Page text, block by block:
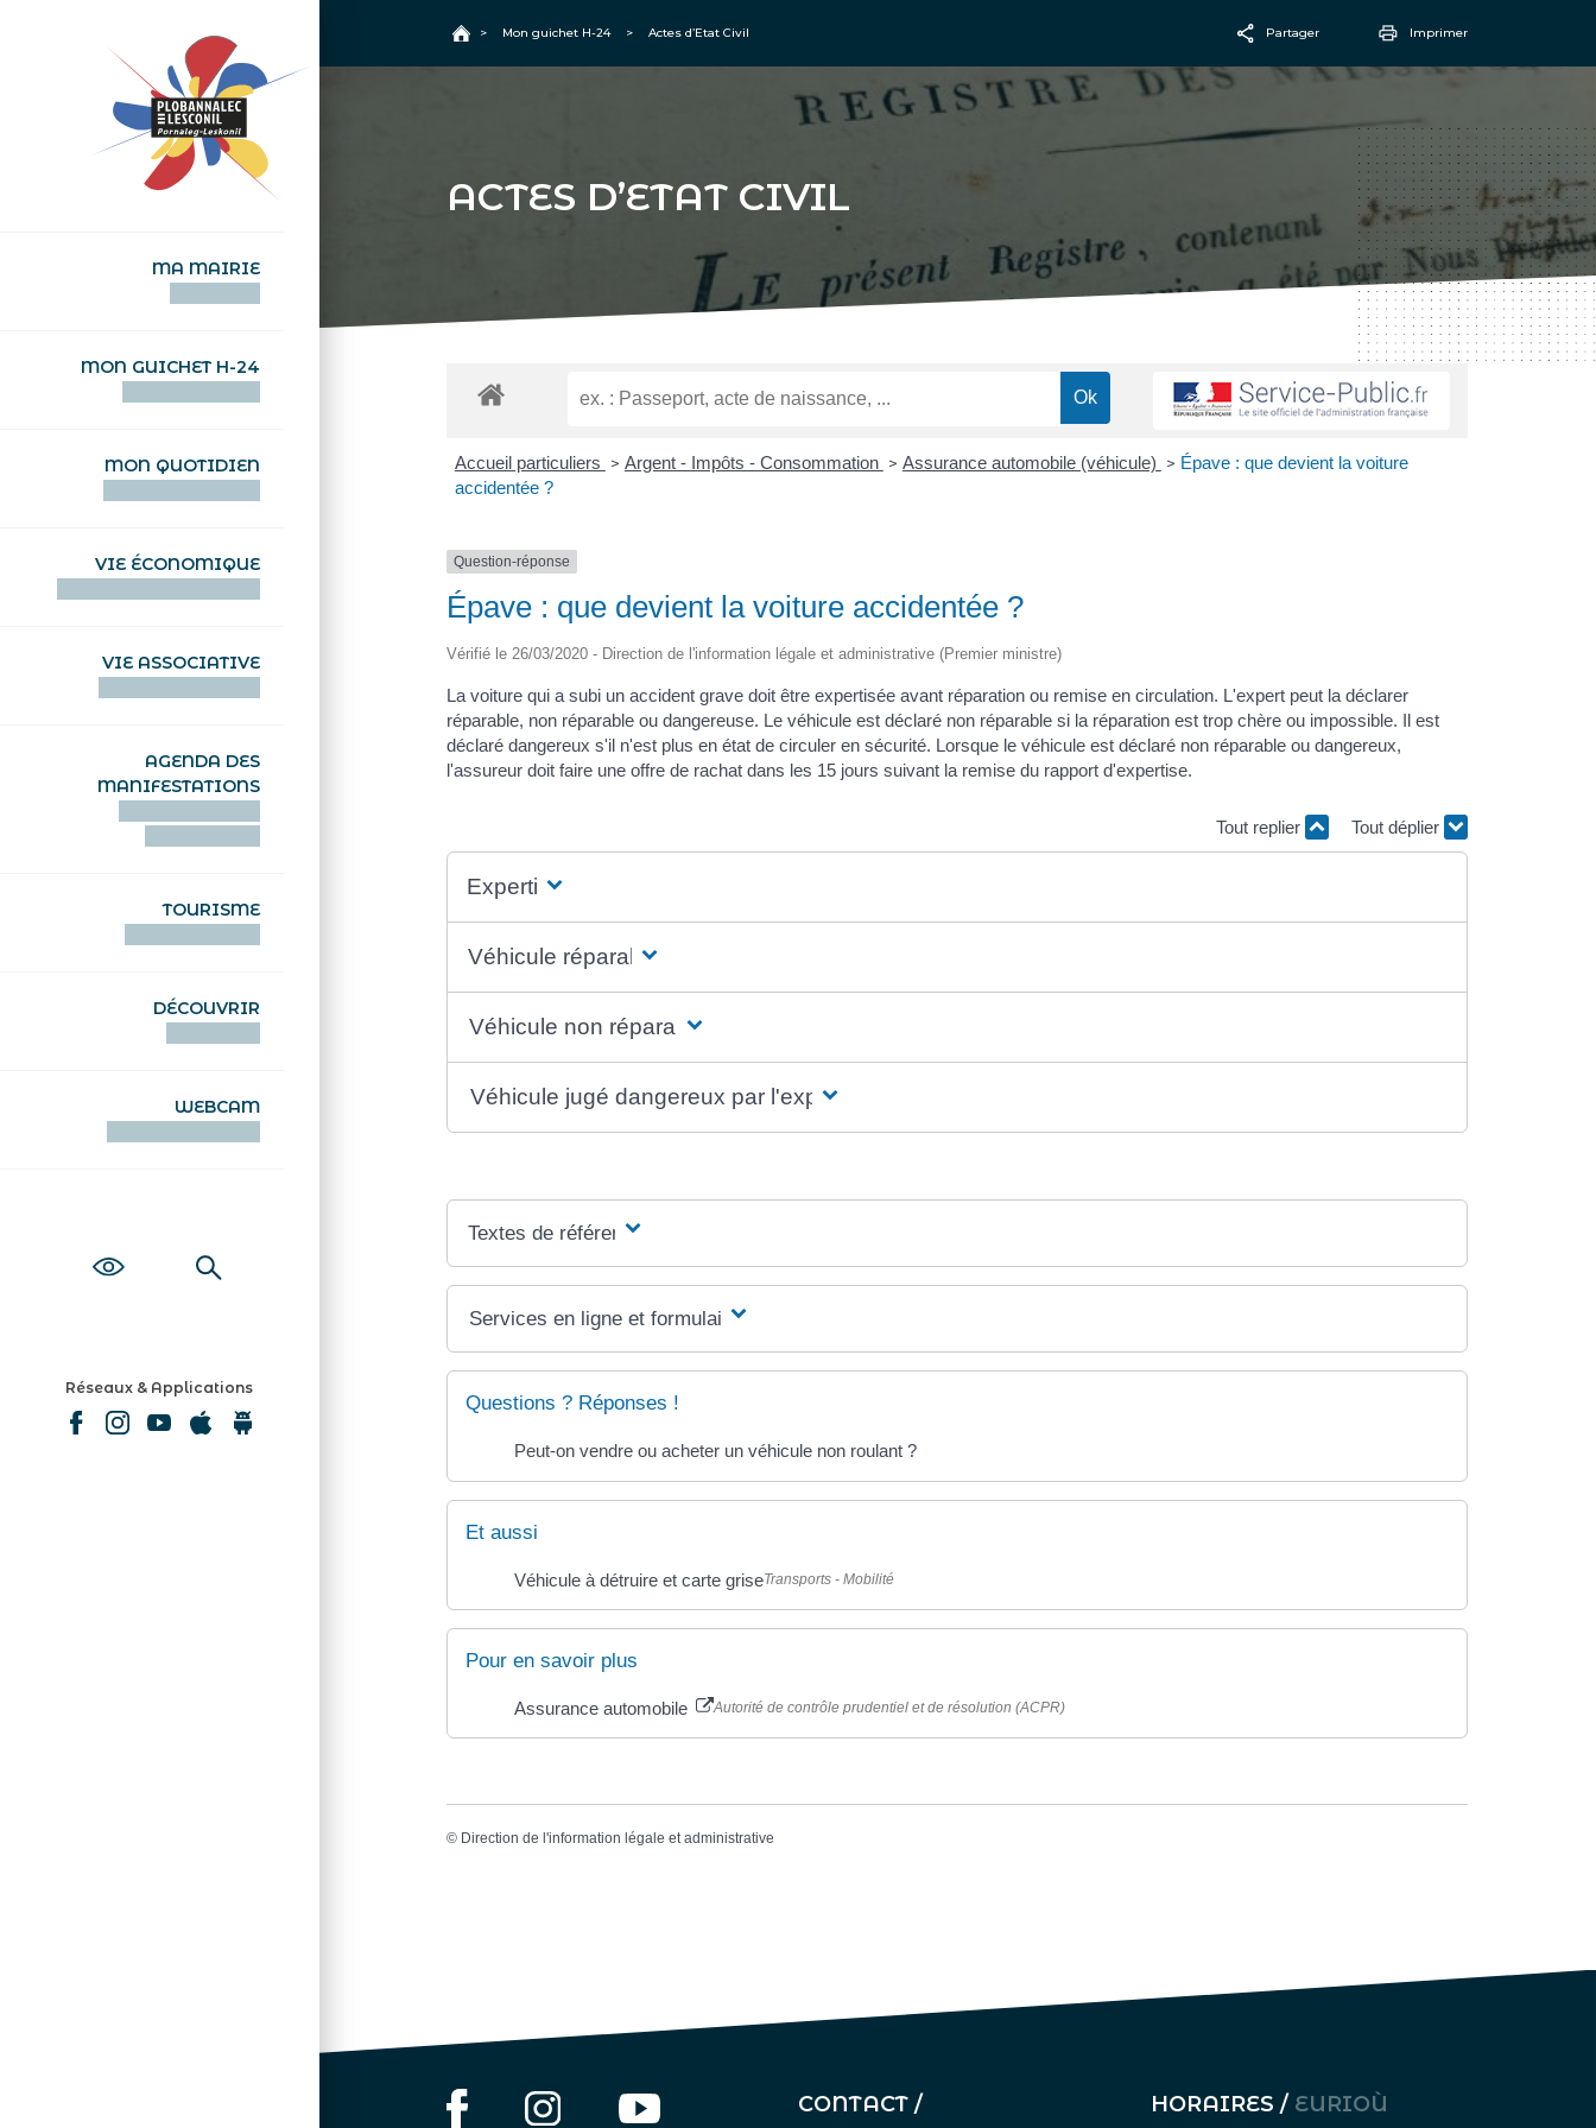
MA MAIRIE
MON GUICHET H-24
MON QUOTIDIEN
VIE ÉCONOMIQUE
VIE ASSOCIATIVE
AGENDA DES
MANIFESTATIONS
TOURISME
DÉCOUVRIR
WEBCAM
Réseaux & Applications
Accueil
> Mon guichet H-24 > Actes d’Etat Civil Partager Imprimer
ACTES D’ETAT CIVIL
Accueil particuliers > Argent - Impôts - Consommation > Assurance automobile (véhicule) > Épave : que devient la voiture
accidentée ?
Question-réponse
Épave : que devient la voiture accidentée ?
Vérifié le 26/03/2020 - Direction de l'information légale et administrative (Premier ministre)
La voiture qui a subi un accident grave doit être expertisée avant réparation ou remise en circulation. L'expert peut la déclarer
réparable, non réparable ou dangereuse. Le véhicule est déclaré non réparable si la réparation est trop chère ou impossible. Il est
déclaré dangereux s'il n'est plus en état de circuler en sécurité. Lorsque le véhicule est déclaré non réparable ou dangereux,
l'assureur doit faire une offre de rachat dans les 15 jours suivant la remise du rapport d'expertise.
Tout replier Tout déplier
Expertise
Véhicule réparable
Véhicule non réparable
Véhicule jugé dangereux par l'expert
Textes de référence
Services en ligne et formulaires
Questions ? Réponses !
Peut-on vendre ou acheter un véhicule non roulant ?
Et aussi
Véhicule à détruire et carte griseTransports - Mobilité
Pour en savoir plus
Assurance automobile Autorité de contrôle prudentiel et de résolution (ACPR)
© Direction de l'information légale et administrative
CONTACT /
HORAIRES / EURIOÙ